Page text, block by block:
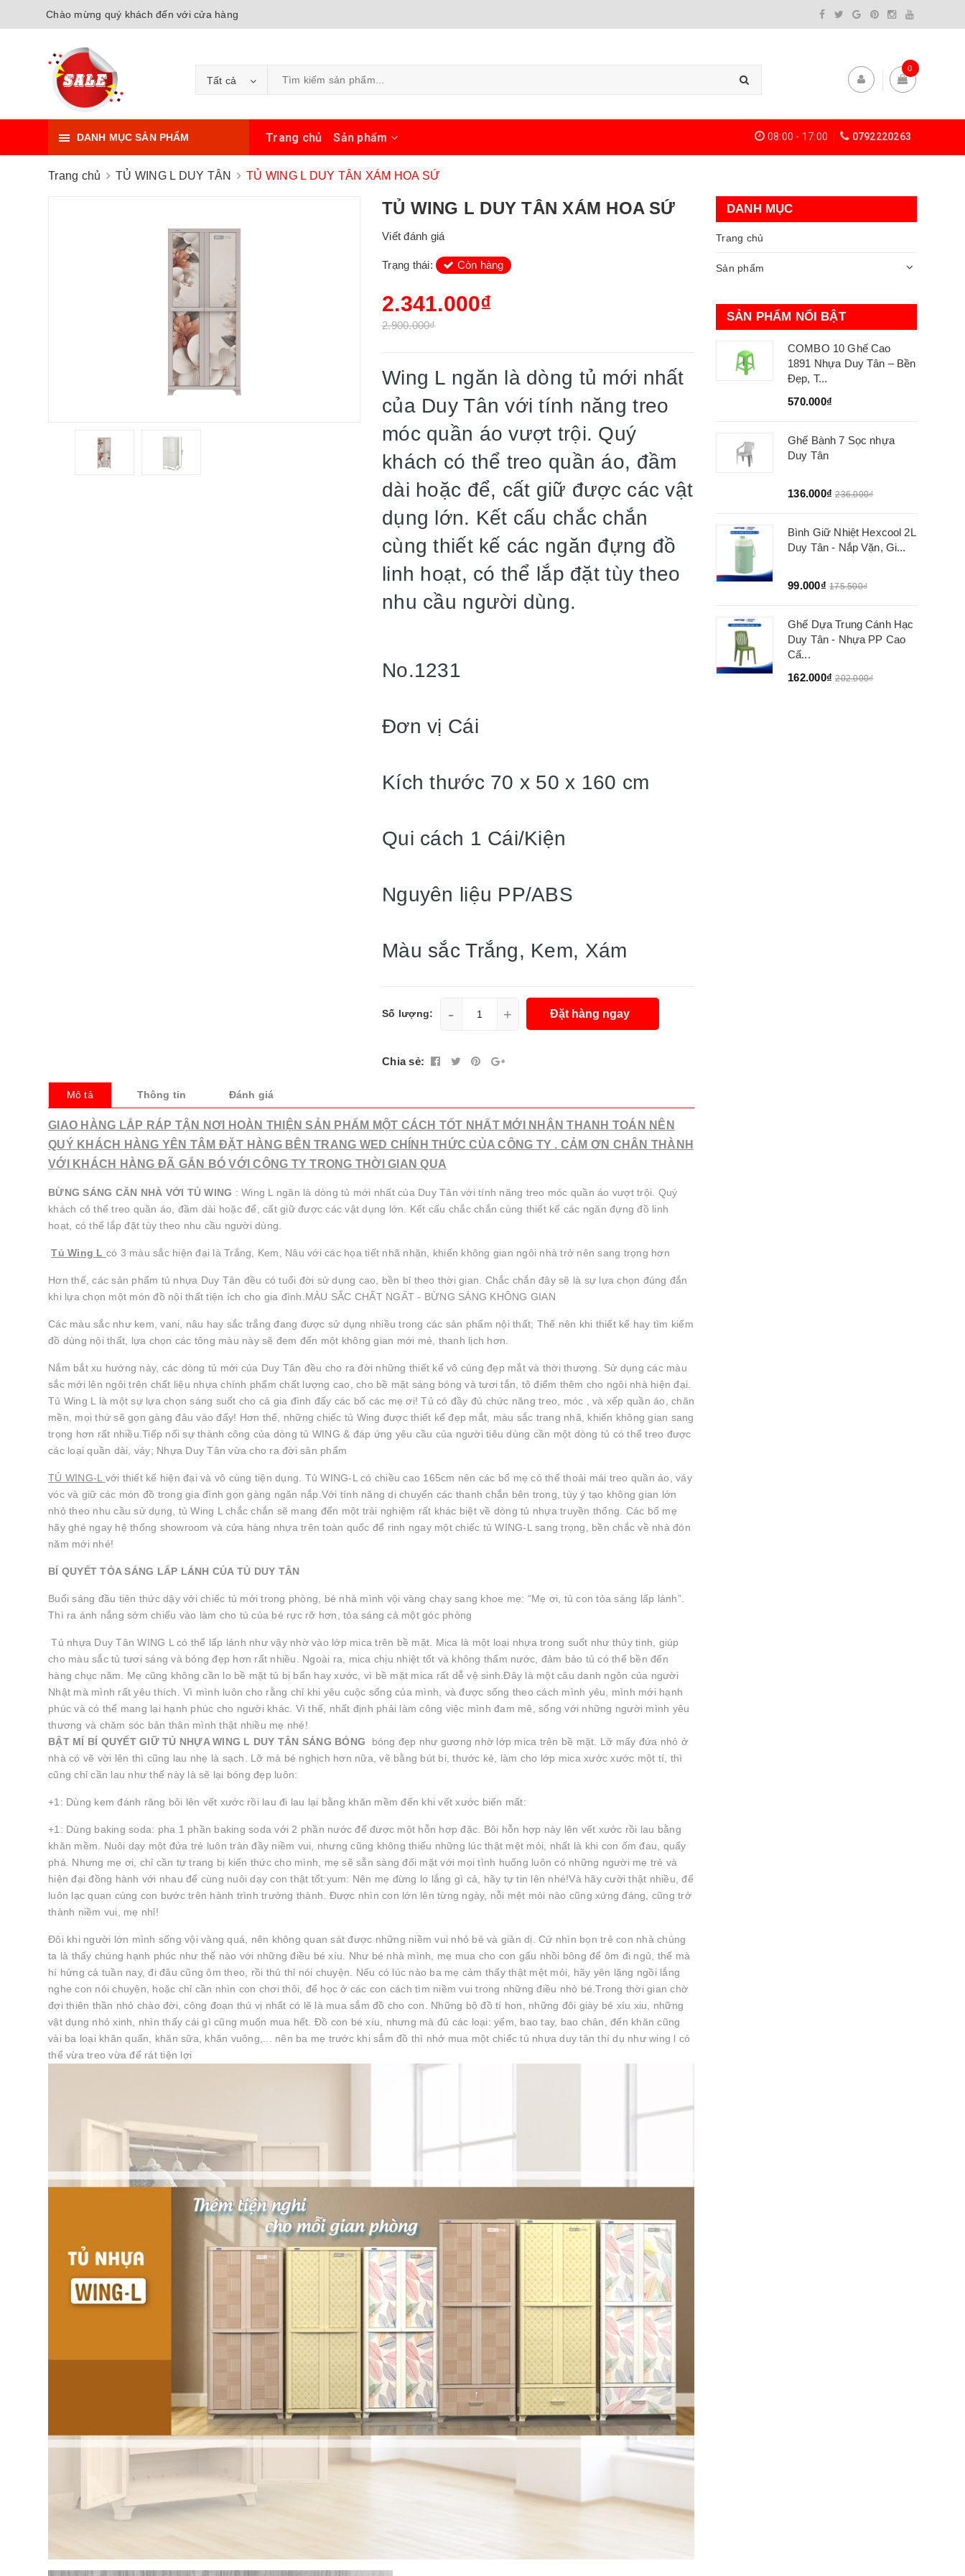
Chào mừng quý khách đến với cửa hàng
Tất cả
0
DANH MỤC SẢN PHẨM Trang chủ Sản phẩm 08:00 - 17:00 0792220263
Trang chủ TỦ WING L DUY TÂN TỦ WING L DUY TÂN XÁM HOA SỨ
TỦ WING L DUY TÂN XÁM HOA SỨ
Viết đánh giá
Trạng thái: Còn hàng
2.341.000₫
2.900.000₫
Wing L ngăn là dòng tủ mới nhất
của Duy Tân với tính năng treo
móc quần áo vượt trội. Quý
khách có thể treo quần áo, đầm
dài hoặc để, cất giữ được các vật
dụng lớn. Kết cấu chắc chắn
cùng thiết kế các ngăn đựng đồ
linh hoạt, có thể lắp đặt tùy theo
nhu cầu người dùng.
No.1231
Đơn vị Cái
Kích thước 70 x 50 x 160 cm
Qui cách 1 Cái/Kiện
Nguyên liệu PP/ABS
Màu sắc Trắng, Kem, Xám
Số lượng: - + Đặt hàng ngay
Chia sẻ:
Mô tả Thông tin Đánh giá
GIAO HÀNG LẮP RÁP TẬN NƠI HOÀN THIỆN SẢN PHẨM MỘT CÁCH TỐT NHẤT MỚI NHẬN THANH TOÁN NÊN
QUÝ KHÁCH HÀNG YÊN TÂM ĐẶT HÀNG BÊN TRANG WED CHÍNH THỨC CỦA CÔNG TY . CẢM ƠN CHÂN THÀNH
VỚI KHÁCH HÀNG ĐÃ GẮN BÓ VỚI CÔNG TY TRONG THỜI GIAN QUA
BỪNG SÁNG CĂN NHÀ VỚI TỦ WING : Wing L ngăn là dòng tủ mới nhất của Duy Tân với tính năng treo móc quần áo vượt trội. Quý
khách có thể treo quần áo, đầm dài hoặc để, cất giữ được các vật dụng lớn. Kết cấu chắc chắn cùng thiết kế các ngăn đựng đồ linh
hoạt, có thể lắp đặt tùy theo nhu cầu người dùng.
Tủ Wing L có 3 màu sắc hiện đại là Trắng, Kem, Nâu với các họa tiết nhã nhặn, khiến không gian ngôi nhà trở nên sang trọng hơn
Hơn thế, các sản phẩm tủ nhựa Duy Tân đều có tuổi đời sử dụng cao, bền bỉ theo thời gian. Chắc chắn đây sẽ là sự lựa chọn đúng đắn
khi lựa chọn một món đồ nội thất tiện ích cho gia đình.MÀU SẮC CHẤT NGẤT - BỪNG SÁNG KHÔNG GIAN
Các màu sắc như kem, vani, nâu hay sắc trắng đang được sử dụng nhiều trong các sản phẩm nội thất; Thế nên khi thiết kế hay tìm kiếm
đồ dùng nội thất, lựa chọn các tông màu này sẽ đem đến một không gian mới mẻ, thanh lịch hơn.
Nắm bắt xu hướng này, các dòng tủ mới của Duy Tân đều cho ra đời những thiết kế vô cùng đẹp mắt và thời thượng. Sử dụng các màu
sắc mới lên ngôi trên chất liệu nhựa chính phẩm chất lượng cao, cho bề mặt sáng bóng và tươi tắn, tô điểm thêm cho ngôi nhà hiện đại.
Tủ Wing L là một sự lựa chọn sáng suốt cho cả gia đình đấy các bố các mẹ ơi! Tủ có đầy đủ chức năng treo, móc , và xếp quần áo, chăn
mền, mọi thứ sẽ gọn gàng đâu vào đấy! Hơn thế, những chiếc tủ Wing được thiết kế đẹp mắt, màu sắc trang nhã, khiến không gian sang
trọng hơn rất nhiều.Tiếp nối sự thành công của dòng tủ WING & đáp ứng yêu cầu của người tiêu dùng cần một dòng tủ có thể treo được
các loại quần dài, váy; Nhựa Duy Tân vừa cho ra đời sản phẩm
TỦ WING-L với thiết kế hiện đại và vô cùng tiện dụng. Tủ WING-L có chiều cao 165cm nên các bố mẹ có thể thoải mái treo quần áo, váy
vóc và giữ các món đồ trong gia đình gọn gàng ngăn nắp.Với tính năng di chuyển các thanh chắn bên trong, tùy ý tạo không gian lớn
nhỏ theo nhu cầu sử dụng, tủ Wing L chắc chắn sẽ mang đến một trải nghiệm rất khác biệt về dòng tủ nhựa truyền thống. Các bố mẹ
hãy ghé ngay hệ thống showroom và cửa hàng nhựa trên toàn quốc để rinh ngay một chiếc tủ WING-L sang trọng, bền chắc về nhà đón
năm mới nhé!
BÍ QUYẾT TỎA SÁNG LẤP LÁNH CỦA TỦ DUY TÂN
Buổi sáng đầu tiên thức dậy với chiếc tủ mới trong phòng, bé nhà mình vội vàng chạy sang khoe mẹ: “Mẹ ơi, tủ con tỏa sáng lấp lánh”.
Thì ra ánh nắng sớm chiếu vào làm cho tủ của bé rực rỡ hơn, tỏa sáng cả một góc phòng
Tủ nhựa Duy Tân WING L có thể lấp lánh như vậy nhờ vào lớp mica trên bề mặt. Mica là một loại nhựa trong suốt như thủy tinh, giúp
cho màu sắc tủ tươi sáng và bóng đẹp hơn rất nhiều. Ngoài ra, mica chịu nhiệt tốt và không thấm nước, đảm bảo tủ có thể bền đến
hàng chục năm. Mẹ cũng không cần lo bề mặt tủ bị bẩn hay xước, vì bề mặt mica rất dễ vệ sinh.Đây là một câu danh ngôn của người
Nhật mà mình rất yêu thích. Vì mình luôn cho rằng chỉ khi yêu cuộc sống của mình, và được sống theo cách mình yêu, mình mới hạnh
phúc và có thể mang lại hạnh phúc cho người khác. Vì thế, nhất định phải làm công việc mình đam mê, sống với những người mình yêu
thương và chăm sóc bản thân mình thật nhiều mẹ nhé!
BẬT MÍ BÍ QUYẾT GIỮ TỦ NHỰA WING L DUY TÂN SÁNG BÓNG bóng đẹp như gương nhờ lớp mica trên bề mặt. Lỡ mấy đứa nhỏ ở
nhà có vẽ vời lên thì cũng lau nhẹ là sạch. Lỡ mà bé nghịch hơn nữa, vẽ bằng bút bi, thước kẻ, làm cho lớp mica xước xước một tí, thì
cũng chỉ cần lau như thế này là sẽ lại bóng đẹp luôn:
+1: Dùng kem đánh răng bôi lên vết xước rồi lau đi lau lại bằng khăn mềm đến khi vết xước biến mất:
+1: Dùng baking soda: pha 1 phần baking soda với 2 phần nước để được một hỗn hợp đặc. Bôi hỗn hợp này lên vết xước rồi lau bằng
khăn mềm. Nuôi dạy một đứa trẻ luôn tràn đầy niềm vui, nhưng cũng không thiếu những lúc thật mệt mỏi, nhất là khi con ốm đau, quấy
phá. Nhưng mẹ ơi, chỉ cần tự trang bị kiến thức cho mình, mẹ sẽ sẵn sàng đối mặt với mọi tình huống luôn có những người mẹ trẻ và
hiện đại đồng hành với nhau để cùng nuôi dạy con thật tốt:yum: Nên mẹ đừng lo lắng gì cả, hãy tự tin lên nhé!Và hãy cười thật nhiều, để
luôn lạc quan cùng con bước trên hành trình trưởng thành. Được nhìn con lớn lên từng ngày, nỗi mệt mỏi nào cũng xứng đáng, cũng trở
thành niềm vui, mẹ nhỉ!
Đôi khi người lớn mình sống vội vàng quá, nên không quan sát được những niềm vui nhỏ bé và giản dị. Cứ nhìn bọn trẻ con nhà chúng
ta là thấy chúng hạnh phúc như thế nào với những điều bé xíu. Như bé nhà mình, mẹ mua cho con gấu nhồi bông để ôm đi ngủ, thế mà
hí hửng cả tuần nay, đi đâu cũng ôm theo, rồi thủ thỉ nói chuyện. Nếu có lúc nào ba mẹ cảm thấy thật mệt mỏi, hãy yên lặng ngồi lắng
nghe con nói chuyện, hoặc chỉ cần nhìn con chơi thôi, để học ở các con cách tìm niềm vui trong những điều nhỏ bé.Trong thời gian chờ
đợi thiên thần nhỏ chào đời, công đoạn thú vị nhất có lẽ là mua sắm đồ cho con. Những bộ đồ tí hon, những đôi giày bé xíu xiu, những
vật dụng nhỏ xinh, nhìn thấy cái gì cũng muốn mua hết. Đồ con bé xíu, nhưng mà đủ các loại: yếm, bao tay, bao chân, đến khăn cũng
vài ba loại khăn quấn, khăn sữa, khăn vuông,... nên ba mẹ trước khi sắm đồ thì nhớ mua một chiếc tủ nhựa duy tân thí dụ như wing l có
thể vừa treo vừa để rát tiện lợi
DANH MỤC
Trang chủ
Sản phẩm
SẢN PHẨM NỔI BẬT
COMBO 10 Ghế Cao
1891 Nhựa Duy Tân – Bền
Đẹp, T...
570.000₫
Ghế Bành 7 Sọc nhựa
Duy Tân
136.000₫ 236.000₫
Bình Giữ Nhiệt Hexcool 2L
Duy Tân - Nắp Vặn, Gi...
99.000₫ 175.500₫
Ghế Dựa Trung Cánh Hạc
Duy Tân - Nhựa PP Cao
Cấ...
162.000₫ 202.000₫